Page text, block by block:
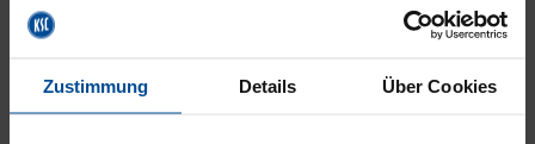
Zustimmung Details Über Cookies